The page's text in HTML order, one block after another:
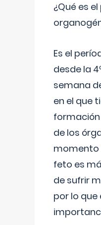
¿Qué es
Es el
desde la
semana
en el que
de los
momento
feto es
de sufrir
por lo que